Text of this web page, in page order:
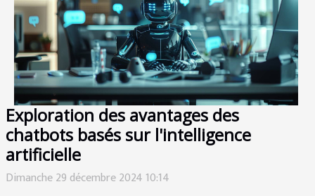
Exploration des avantages des
chatbots basés sur l'intelligence
artificielle
Dimanche 29 décembre 2024 10:14